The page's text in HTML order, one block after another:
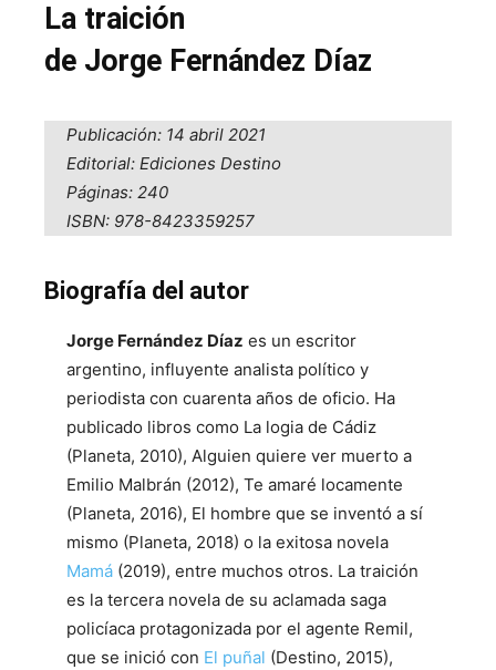
La traición
de Jorge Fernández Díaz
Publicación: 14 abril 2021
Editorial: Ediciones Destino
Páginas: 240
ISBN: 978-8423359257
Biografía del autor
Jorge Fernández Díaz es un escritor
argentino, influyente analista político y
periodista con cuarenta años de oficio. Ha
publicado libros como La logia de Cádiz
(Planeta, 2010), Alguien quiere ver muerto a
Emilio Malbrán (2012), Te amaré locamente
(Planeta, 2016), El hombre que se inventó a sí
mismo (Planeta, 2018) o la exitosa novela
Mamá (2019), entre muchos otros. La traición
es la tercera novela de su aclamada saga
policíaca protagonizada por el agente Remil,
que se inició con El puñal (Destino, 2015),